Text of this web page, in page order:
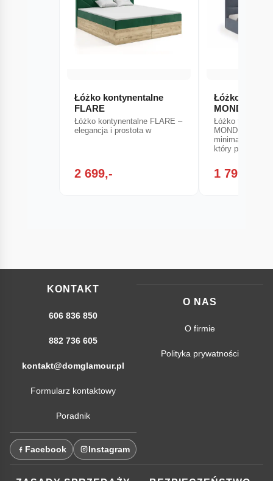
Łóżko kontynentalne
FLARE
Łóżko kontynentalne FLARE –
elegancja i prostota w
2 699,-
Łóżko
MONDERA
Łóżko
MONDERA
który podkreśla
1 799,-
KONTAKT
606 836 850
882 736 605
kontakt@domglamour.pl
Formularz kontaktowy
Poradnik
Facebook Instagram
O NAS
O firmie
Polityka prywatności